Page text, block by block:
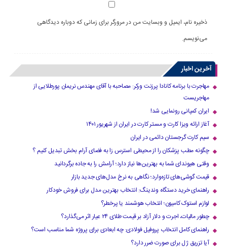
ذخیره نام، ایمیل و وبسایت من در مرورگر برای زمانی که دوباره دیدگاهی
می‌نویسم.
آخرین اخبار
مهاجرت با برنامه کانادا پرزنت ورکر: مصاحبه با آقای مهندس نریمان پورطلایی از
مهاجریست
ایران کمپانی رونمایی شد!
آغاز ارائه ویزا کارت و مستر کارت در ایران از شهریور ۱۴۰۱
سیم کارت گرجستان دائمی در ایران
چگونه مطب پزشکان را از محیطی استرس زا به فضای آرام بخش تبدیل کنیم ؟
وقتی هیوندای شما به بهترین‌ها نیاز دارد؛ آرامش را به جاده برگردانید
قیمت گوشی‌های تازه‌وارد؛ نگاهی به نرخ مدل‌های جدید بازار
راهنمای خرید دستگاه وندینگ: انتخاب بهترین مدل برای فروش خودکار
لوازم استوک کامیون؛ انتخاب هوشمند یا پرخطر؟
چطور مالیات، اجرت و دلار آزاد بر قیمت طلای ۲۴ عیار اثر می‌گذارد؟
راهنمای کامل انتخاب پروفیل فولادی: چه ابعادی برای پروژه شما مناسب است؟
آیا تزریق ژل برای صورت ضرر دارد​؟